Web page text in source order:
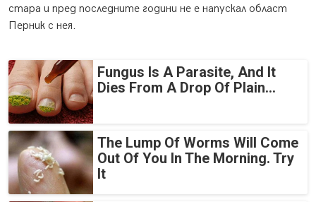
стара и пред последните години не е напускал област
Перник с нея.
Fungus Is A Parasite, And It
Dies From A Drop Of Plain...
The Lump Of Worms Will Come
Out Of You In The Morning. Try
It